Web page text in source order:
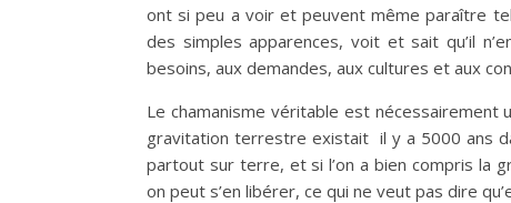
ont si peu a voir et peuvent même paraître
des simples apparences, voit et sait qu’il
besoins, aux demandes, aux cultures et aux
Le chamanisme véritable est
gravitation terrestre existait il y a 5000 ans
partout sur terre, et si l’on a bien compris la
on peut s’en libérer, ce qui ne veut pas dire